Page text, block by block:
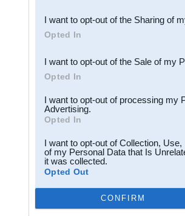
Downstream Participants
third parties.
I want to opt-out of the Sharing of
Opted In
I want to opt-out of the Sale of my
Opted In
I want to opt-out of processing my
Advertising.
Opted In
I want to opt-out of Collection,
of my Personal Data that Is
it was collected.
Opted Out
CONFIRM